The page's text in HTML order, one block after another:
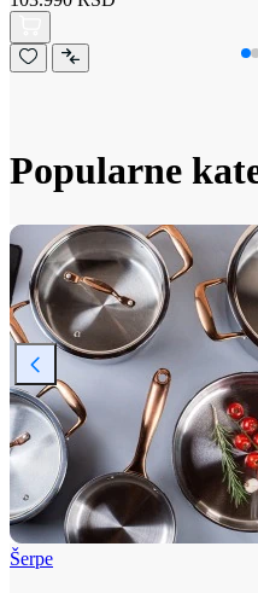
Popularne
Šerpe